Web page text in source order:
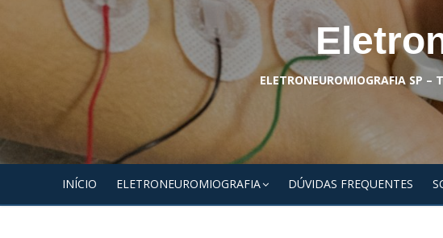
ELETRONEUROMIOGRAFIA SP –
INÍCIO ELETRONEUROMIOGRAFIA DÚVIDAS FREQUENTES